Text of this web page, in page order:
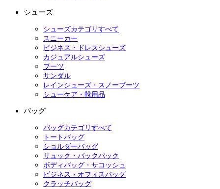
シューズ
シューズカテゴリすべて
スニーカー
ビジネス・ドレスシューズ
カジュアルシューズ
ブーツ
サンダル
レインシューズ・スノーブーツ
シューケア・靴用品
バッグ
バッグカテゴリすべて
トートバッグ
ショルダーバッグ
リュック・バックパック
ボディバッグ・サコッシュ
ビジネス・オフィスバッグ
クラッチバッグ